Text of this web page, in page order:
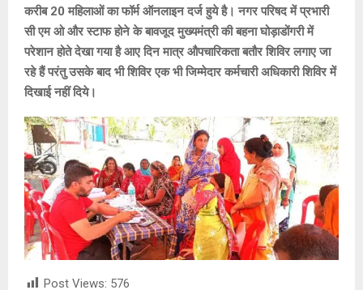
करीब 20 महिलाओं का फॉर्म ऑनलाइन दर्ज हुये है। नगर परिषद में प्रभारी
सी एम ओ और स्टाफ होने के बावजूद मुख्यमंत्री की बहना घोड़ाडोंगरी में
परेशान होते देखा गया है आए दिन मात्र औपचारिकता बतौर शिविर लगाए जा
रहे हैं परंतु उसके बाद भी शिविर एक भी जिम्मेदार कर्मचारी अधिकारी शिविर में
दिखाई नहीं दिये।
Post Views: 576